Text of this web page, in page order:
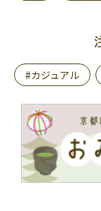
#カジュアル